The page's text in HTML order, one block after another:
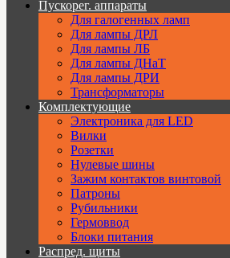
Пускорег. аппараты
Для галогенных ламп
Для лампы ДРЛ
Для лампы ЛБ
Для лампы ДНаТ
Для лампы ДРИ
Трансформаторы
Комплектующие
Электроника для LED
Вилки
Розетки
Нулевые шины
Зажим контактов винтовой
Патроны
Рубильники
Гермоввод
Блоки питания
Распред. щиты